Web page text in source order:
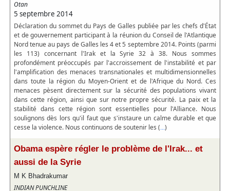
Otan
5 septembre 2014
Déclaration du sommet du Pays de Galles publiée par les chefs d'État
et de gouvernement participant à la réunion du Conseil de l'Atlantique
Nord tenue au pays de Galles les 4 et 5 septembre 2014. Points (parmi
les 113) concernant l'Irak et la Syrie 32 à 38. Nous sommes
profondément préoccupés par l'accroissement de l'instabilité et par
l'amplification des menaces transnationales et multidimensionnelles
dans toute la région du Moyen-Orient et de l'Afrique du Nord. Ces
menaces pèsent directement sur la sécurité des populations vivant
dans cette région, ainsi que sur notre propre sécurité. La paix et la
stabilité dans cette région sont essentielles pour l'Alliance. Nous
soulignons dès lors qu'il faut que s'instaure un calme durable et que
cesse la violence. Nous continuons de soutenir les (...)
Obama espère régler le problème de l'Irak... et
aussi de la Syrie
M K Bhadrakumar
INDIAN PUNCHLINE